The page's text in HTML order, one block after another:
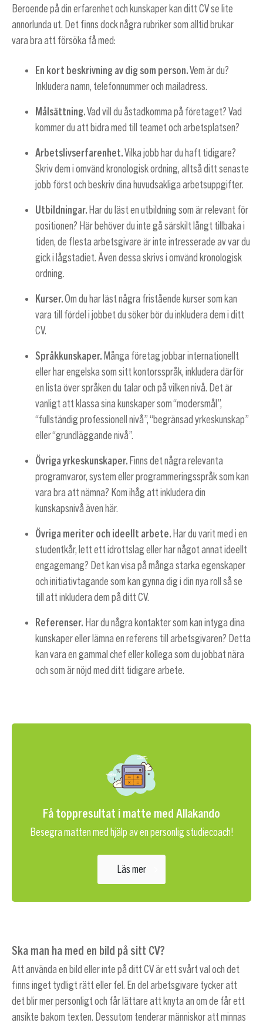
Beroende på din erfarenhet och kunskaper kan ditt CV se lite
annorlunda ut. Det finns dock några rubriker som alltid brukar
vara bra att försöka få med:
En kort beskrivning av dig som person.Vem är du?
Inkludera namn, telefonnummer och mailadress.
Målsättning.Vad vill du åstadkomma på företaget? Vad
kommer du att bidra med till teamet och arbetsplatsen?
Arbetslivserfarenhet.Vilka jobb har du haft tidigare?
Skriv dem i omvänd kronologisk ordning, alltså ditt senaste
jobb först och beskriv dina huvudsakliga arbetsuppgifter.
Utbildningar. Har du läst en utbildning som är relevant för
positionen? Här behöver du inte gå särskilt långt tillbaka i
tiden, de flesta arbetsgivare är inte intresserade av var du
gick i lågstadiet. Även dessa skrivs i omvänd kronologisk
ordning.
Kurser.Om du har läst några fristående kurser som kan
vara till fördel i jobbet du söker bör du inkludera dem i ditt
CV.
Språkkunskaper. Många företag jobbar internationellt
eller har engelska som sitt kontorsspråk, inkludera därför
en lista över språken du talar och på vilken nivå. Det är
vanligt att klassa sina kunskaper som “modersmål”,
“fullständig professionell nivå”, “begränsad yrkeskunskap”
eller “grundläggande nivå”.
Övriga yrkeskunskaper. Finns det några relevanta
programvaror, system eller programmeringsspråk som kan
vara bra att nämna? Kom ihåg att inkludera din
kunskapsnivå även här.
Övriga meriter och ideellt arbete. Har du varit med i en
studentkår, lett ett idrottslag eller har något annat ideellt
engagemang? Det kan visa på många starka egenskaper
och initiativtagande som kan gynna dig i din nya roll så se
till att inkludera dem på ditt CV.
Referenser. Har du några kontakter som kan intyga dina
kunskaper eller lämna en referens till arbetsgivaren? Detta
kan vara en gammal chef eller kollega som du jobbat nära
och som är nöjd med ditt tidigare arbete.
Få toppresultat i matte med Allakando
Besegra matten med hjälp av en personlig studiecoach!
Läs mer
Ska man ha med en bild på sitt CV?
Att använda en bild eller inte på ditt CV är ett svårt val och det
finns inget tydligt rätt eller fel. En del arbetsgivare tycker att
det blir mer personligt och får lättare att knyta an om de får ett
ansikte bakom texten. Dessutom tenderar människor att minnas